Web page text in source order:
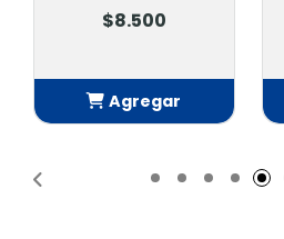
$8.500
Agregar